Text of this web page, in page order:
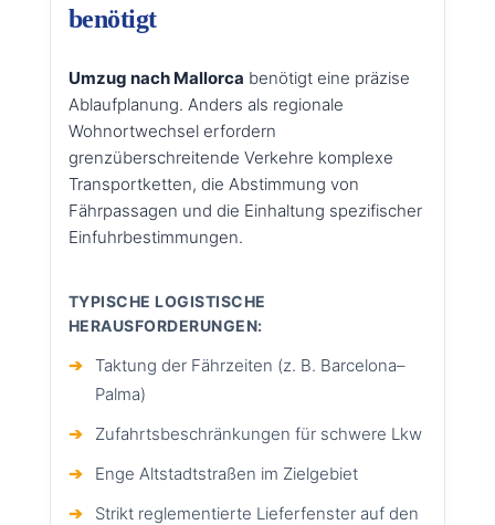
benötigt
Umzug nach Mallorca benötigt eine präzise
Ablaufplanung. Anders als regionale
Wohnortwechsel erfordern
grenzüberschreitende Verkehre komplexe
Transportketten, die Abstimmung von
Fährpassagen und die Einhaltung spezifischer
Einfuhrbestimmungen.
TYPISCHE LOGISTISCHE
HERAUSFORDERUNGEN:
➔ Taktung der Fährzeiten (z. B. Barcelona–
Palma)
➔
Zufahrtsbeschränkungen für schwere Lkw
➔
Enge Altstadtstraßen im Zielgebiet
➔
Strikt reglementierte Lieferfenster auf den